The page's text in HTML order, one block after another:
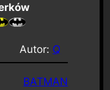
Autor: Q
BATMAN